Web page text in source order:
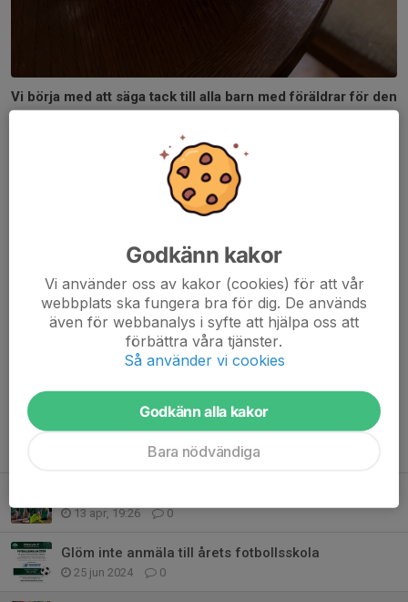
Vi börja med att säga tack till alla barn med föräldrar för den
Och hoppas alla får en härlig sommar med mycket sol och
bad, så ses vi igen vecka 32 igen
13 apr, 19:26 0
Glöm inte anmäla till årets fotbollsskola
25 jun 2024 0
Godkänn kakor
Vi använder oss av kakor (cookies) för att vår
webbplats ska fungera bra för dig. De används
även för webbanalys i syfte att hjälpa oss att
förbättra våra tjänster.
Så använder vi cookies
Godkänn alla kakor
Bara nödvändiga